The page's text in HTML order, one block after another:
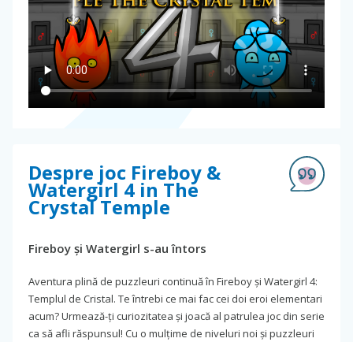
Despre joc Fireboy &
Watergirl 4 in The
Crystal Temple
Fireboy și Watergirl s-au întors
Aventura plină de puzzleuri continuă în Fireboy și Watergirl 4:
Templul de Cristal. Te întrebi ce mai fac cei doi eroi elementari
acum? Urmează-ți curiozitatea și joacă al patrulea joc din serie
ca să afli răspunsul! Cu o mulțime de niveluri noi și puzzleuri